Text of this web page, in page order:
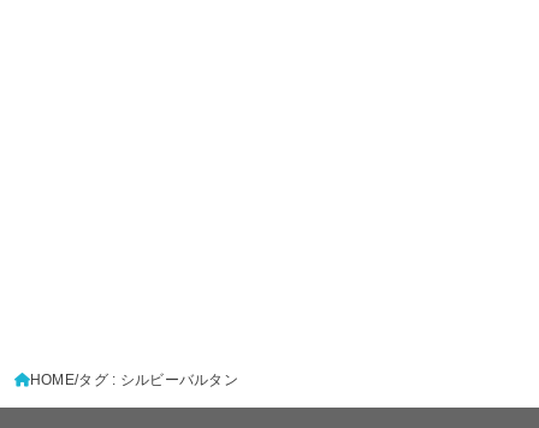
HOME タグ : シルビーバルタン